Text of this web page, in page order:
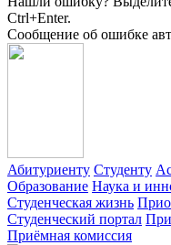
Ctrl+Enter.
Сообщение об ошибке
Абитуриенту Студенту
Образование Наука и
Студенческая жизнь
Студенческий портал
Приёмная комиссия